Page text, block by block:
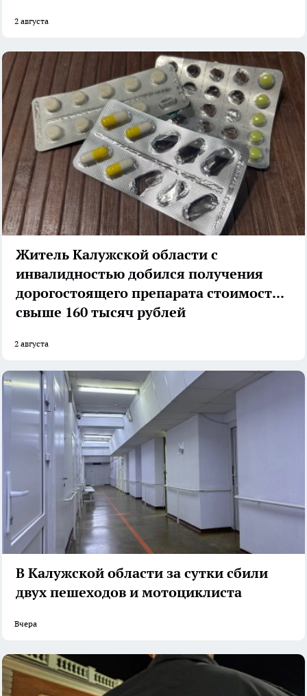
2 августа
Житель Калужской области с
инвалидностью добился получения
дорогостоящего препарата стоимостью
свыше 160 тысяч рублей
2 августа
В Калужской области за сутки сбили
двух пешеходов и мотоциклиста
Вчера